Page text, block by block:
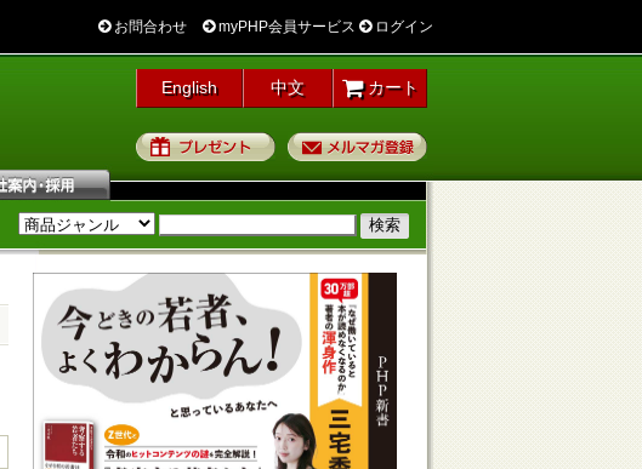
お問合わせ myPHP会員サービス ログイン
English 中文 カート
プレゼント